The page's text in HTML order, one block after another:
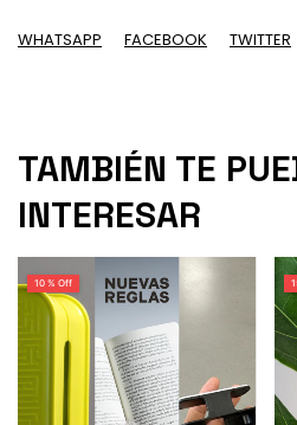
WHATSAPP FACEBOOK TWITTER
TAMBIÉN TE
INTERESAR
10 % Off